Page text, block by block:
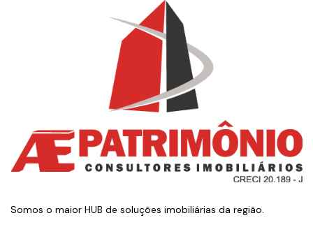
Somos o maior HUB de soluções imobiliárias da região.